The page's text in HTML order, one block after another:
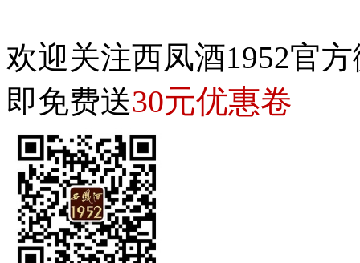
欢迎关注西凤酒1952官
即免费送30元优惠卷